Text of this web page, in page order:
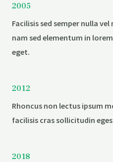
2005
Facilisis sed semper nulla
nam sed elementum in
eget.
2012
Rhoncus non lectus ipsum
facilisis cras sollicitudin
2018